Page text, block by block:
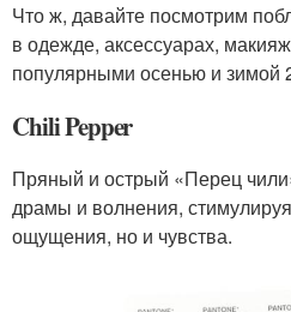
Что ж, давайте посмотрим
в одежде, аксессуарах,
популярными осенью и зимой
Chili Pepper
Пряный и острый «Перец
драмы и волнения,
ощущения, но и чувства.